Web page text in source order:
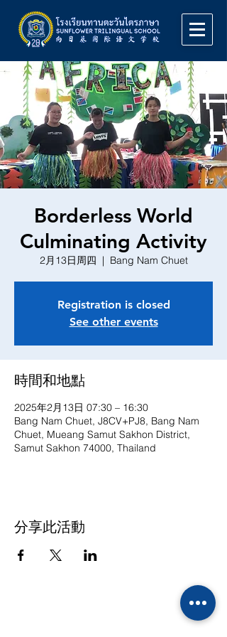
Borderless World
Culminating Activity
2月13日周四
  |
Bang Nam Chuet
Registration is closed
See other events
時間和地點
2025年2月13日 07:30 – 16:30
Bang Nam Chuet, J8CV+PJ8, Bang Nam
Chuet, Mueang Samut Sakhon District,
Samut Sakhon 74000, Thailand
分享此活動